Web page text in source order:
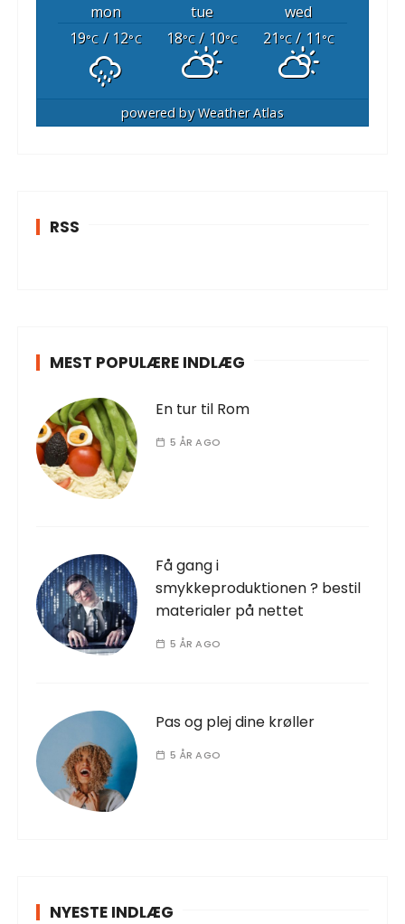
mon tue
wed
19°C / 12°C 18°C / 10°C 21°C / 11°C
powered byWeather Atlas
RSS
MEST POPULÆRE INDLÆG
En tur til Rom
5 ÅR AGO
Få gang i
smykkeproduktionen ? bestil
materialer på nettet
5 ÅR AGO
Pas og plej dine krøller
5 ÅR AGO
NYESTE INDLÆG